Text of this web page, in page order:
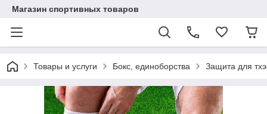
Магазин спортивных товаров
Товары и услуги Бокс, единоборства Защита для